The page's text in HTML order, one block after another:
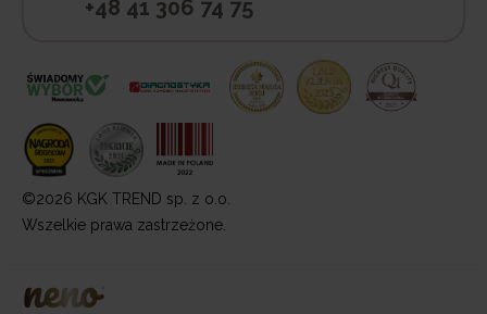
+48 41 306 74 75
©2026 KGK TREND sp. z o.o.
Wszelkie prawa zastrzeżone.